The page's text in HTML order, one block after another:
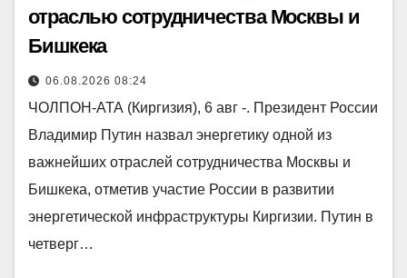
отраслью сотрудничества Москвы и
Бишкека
06.08.2026 08:24
ЧОЛПОН-АТА (Киргизия), 6 авг -. Президент России
Владимир Путин назвал энергетику одной из
важнейших отраслей сотрудничества Москвы и
Бишкека, отметив участие России в развитии
энергетической инфраструктуры Киргизии. Путин в
четверг…